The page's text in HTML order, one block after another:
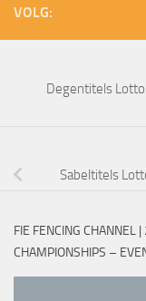
VOLG:
Degentitels Lotto
Sabeltitels
FIE FENCING CHANNEL
CHAMPIONSHIPS –